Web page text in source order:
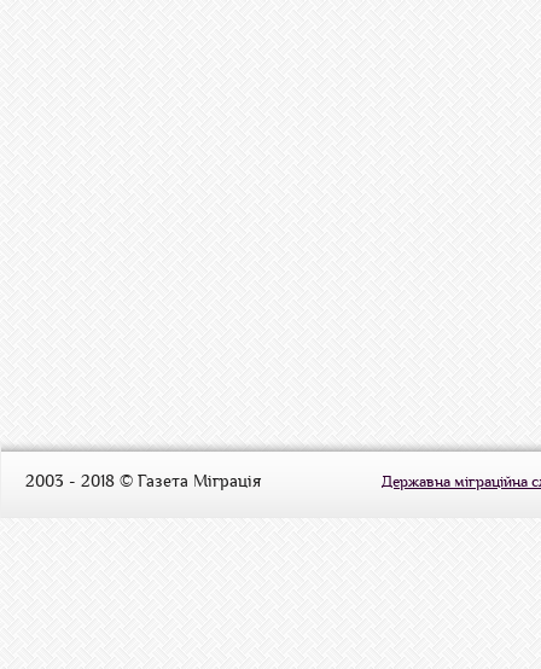
2003 - 2018 © Газета Міграція Державна міграційна